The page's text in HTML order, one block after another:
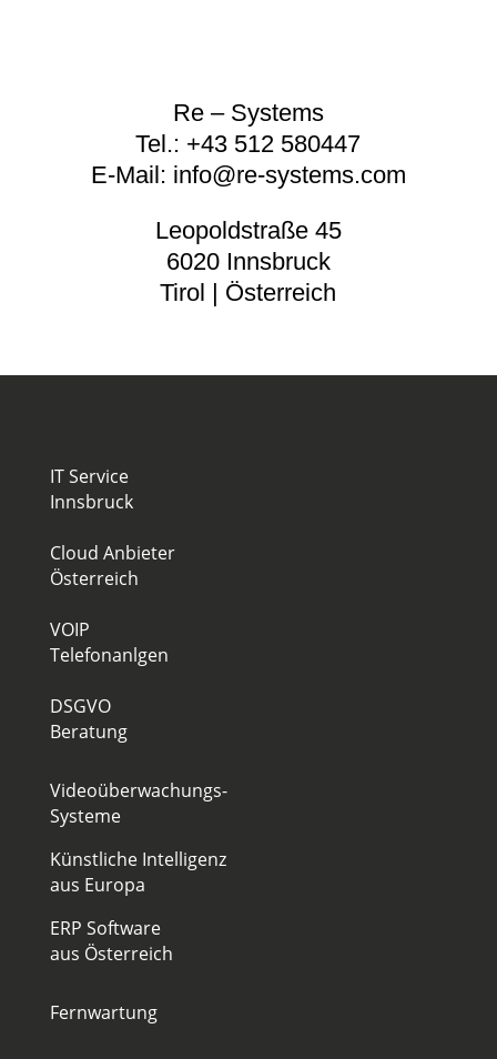
Re – Systems
Tel.: +43 512 580447
E-Mail: info@re-systems.com
Leopoldstraße 45
6020 Innsbruck
Tirol | Österreich
IT Service
Innsbruck
Cloud Anbieter
Österreich
VOIP
Telefonanlgen
DSGVO
Beratung
Videoüberwachungs-
Systeme
Künstliche Intelligenz
aus Europa
ERP Software
aus Österreich
Fernwartung